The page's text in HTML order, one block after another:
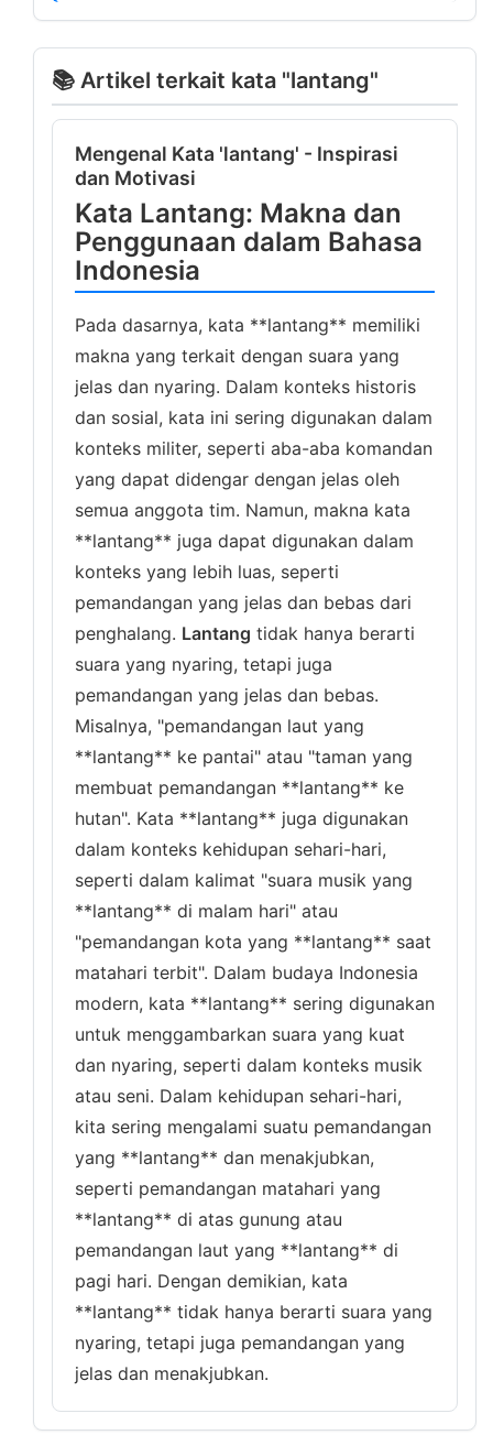
📚 Artikel terkait kata "lantang"
Mengenal Kata 'lantang' - Inspirasi
dan Motivasi
Kata Lantang: Makna dan
Penggunaan dalam Bahasa
Indonesia
Pada dasarnya, kata **lantang** memiliki
makna yang terkait dengan suara yang
jelas dan nyaring. Dalam konteks historis
dan sosial, kata ini sering digunakan dalam
konteks militer, seperti aba-aba komandan
yang dapat didengar dengan jelas oleh
semua anggota tim. Namun, makna kata
**lantang** juga dapat digunakan dalam
konteks yang lebih luas, seperti
pemandangan yang jelas dan bebas dari
penghalang. Lantang tidak hanya berarti
suara yang nyaring, tetapi juga
pemandangan yang jelas dan bebas.
Misalnya, "pemandangan laut yang
**lantang** ke pantai" atau "taman yang
membuat pemandangan **lantang** ke
hutan". Kata **lantang** juga digunakan
dalam konteks kehidupan sehari-hari,
seperti dalam kalimat "suara musik yang
**lantang** di malam hari" atau
"pemandangan kota yang **lantang** saat
matahari terbit". Dalam budaya Indonesia
modern, kata **lantang** sering digunakan
untuk menggambarkan suara yang kuat
dan nyaring, seperti dalam konteks musik
atau seni. Dalam kehidupan sehari-hari,
kita sering mengalami suatu pemandangan
yang **lantang** dan menakjubkan,
seperti pemandangan matahari yang
**lantang** di atas gunung atau
pemandangan laut yang **lantang** di
pagi hari. Dengan demikian, kata
**lantang** tidak hanya berarti suara yang
nyaring, tetapi juga pemandangan yang
jelas dan menakjubkan.